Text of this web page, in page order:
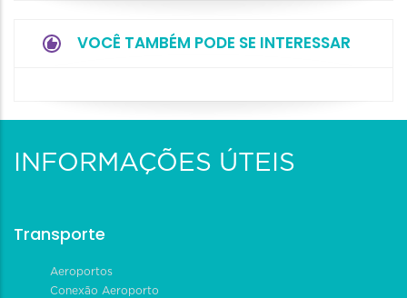
VOCÊ TAMBÉM PODE SE INTERESSAR
INFORMAÇÕES ÚTEIS
Transporte
Aeroportos
Conexão Aeroporto